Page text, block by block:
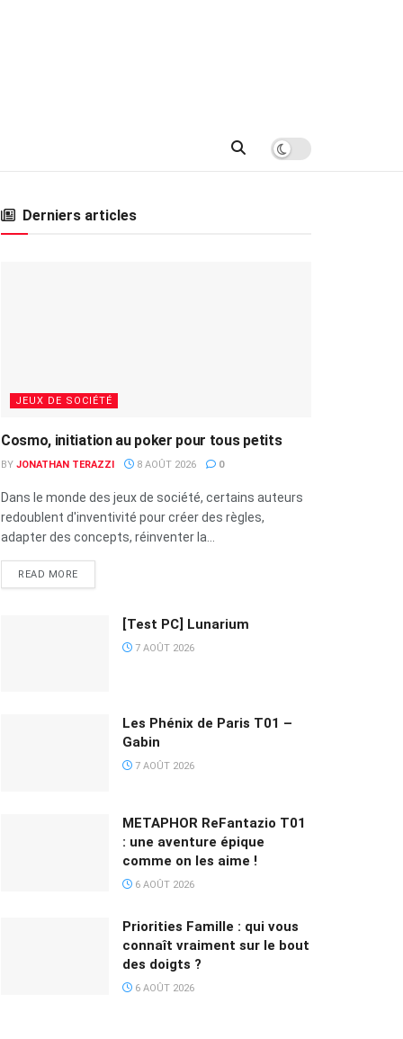
Derniers articles
JEUX DE SOCIÉTÉ
Cosmo, initiation au poker pour tous petits
BY JONATHAN TERAZZI 8 AOÛT 2026 0
Dans le monde des jeux de société, certains auteurs
redoublent d'inventivité pour créer des règles,
adapter des concepts, réinventer la...
READ MORE
[Test PC] Lunarium
7 AOÛT 2026
Les Phénix de Paris T01 –
Gabin
7 AOÛT 2026
METAPHOR ReFantazio T01
: une aventure épique
comme on les aime !
6 AOÛT 2026
Priorities Famille : qui vous
connaît vraiment sur le bout
des doigts ?
6 AOÛT 2026